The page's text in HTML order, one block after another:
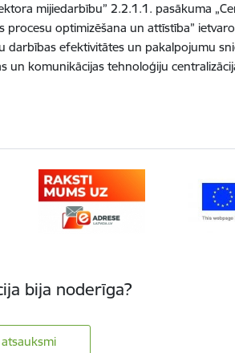
mijiedarbību” 2.2.1.1. pasākuma
procesu optimizēšana un attīstība”
efektivitātes un pakalpojumu
un komunikācijas tehnoloģiju
bija noderīga?